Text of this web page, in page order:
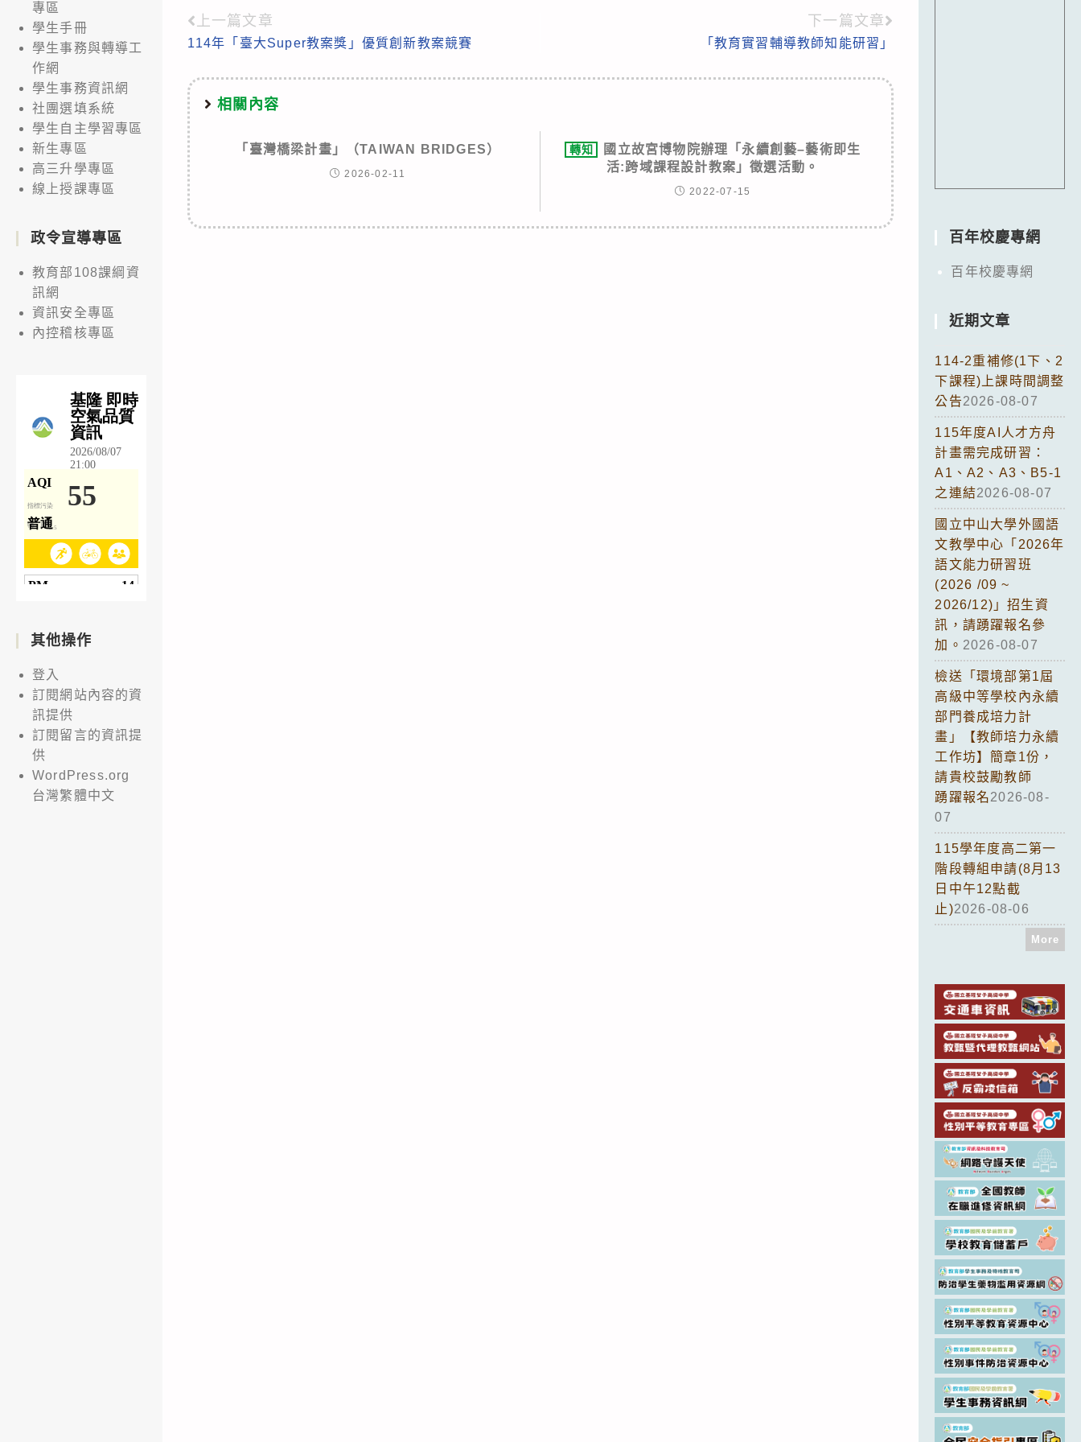
Read
more
articles
上一篇文章
114年「臺大Super教案獎」優質創新教案競賽
下一篇文章
「教育實習輔導教師知能研習」
相關內容
「臺灣橋梁計畫」（TAIWAN BRIDGES）
2026-02-11
轉知
國立故宮博物院辦理「永續創藝–藝術即生
活:跨域課程設計教案」徵選活動。
2022-07-15
專區
學生手冊
學生事務與轉導工
作網
學生事務資訊網
社團選填系統
學生自主學習專區
新生專區
高三升學專區
線上授課專區
政令宣導專區
教育部108課綱資
訊網
資訊安全專區
內控稽核專區
其他操作
登入
訂閱網站內容的資
訊提供
訂閱留言的資訊提
供
WordPress.org
台灣繁體中文
百年校慶專網
百年校慶專網
近期文章
114-2重補修(1下、2
下課程)上課時間調整
公告2026-08-07
115年度AI人才方舟
計畫需完成研習：
A1、A2、A3、B5-1
之連結2026-08-07
國立中山大學外國語
文教學中心「2026年
語文能力研習班
(2026 /09 ~
2026/12)」招生資
訊，請踴躍報名參
加。 2026-08-07
檢送「環境部第1屆
高級中等學校內永續
部門養成培力計
畫」【教師培力永續
工作坊】簡章1份，
請貴校鼓勵教師
踴躍報名2026-08-
07
115學年度高二第一
階段轉組申請(8月13
日中午12點截
止)2026-08-06
More